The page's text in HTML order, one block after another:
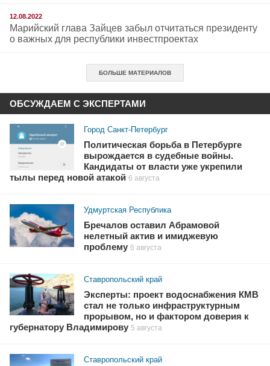
12.08.2022
Марийский глава Зайцев забыл отчитаться президенту
о важных для республики инвестпроектах
БОЛЬШЕ МАТЕРИАЛОВ
ОБСУЖДАЕМ С ЭКСПЕРТАМИ
Город Санкт-Петербург
Политическая борьба в Петербурге
вырождается в судебные войны.
Кандидаты от власти уже укрепили
тылы перед новой атакой 6 августа
Удмуртская Республика
Бречалов оставил Абрамовой
нелетный актив и имиджевую
проблему 6 августа
Ставропольский край
Эксперты: проект водоснабжения КМВ
стал не только инфраструктурным
прорывом, но и фактором доверия к
губернатору Владимирову 5 августа
Ставропольский край